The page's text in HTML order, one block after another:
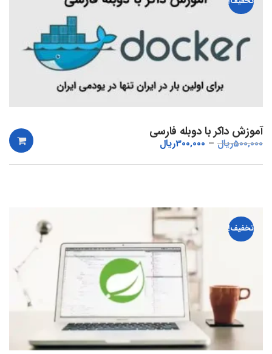
آموزش داکر با دوبله فارسی
500,000ریال 300,000ریال
تخفیف!